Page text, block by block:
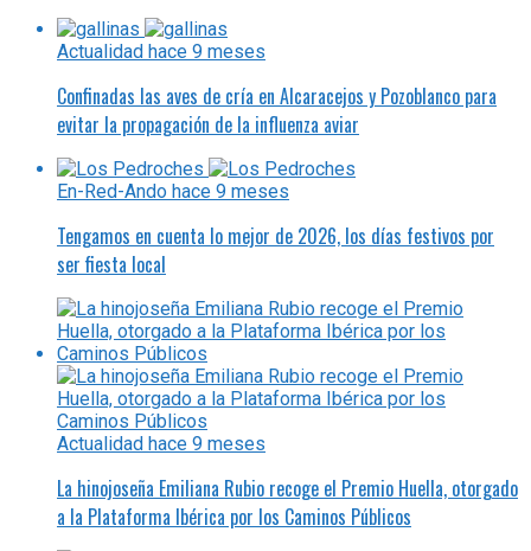
Actualidad hace 9 meses
Confinadas las aves de cría en Alcaracejos y Pozoblanco para
evitar la propagación de la influenza aviar
En-Red-Ando hace 9 meses
Tengamos en cuenta lo mejor de 2026, los días festivos por
ser fiesta local
Actualidad hace 9 meses
La hinojoseña Emiliana Rubio recoge el Premio Huella, otorgado
a la Plataforma Ibérica por los Caminos Públicos